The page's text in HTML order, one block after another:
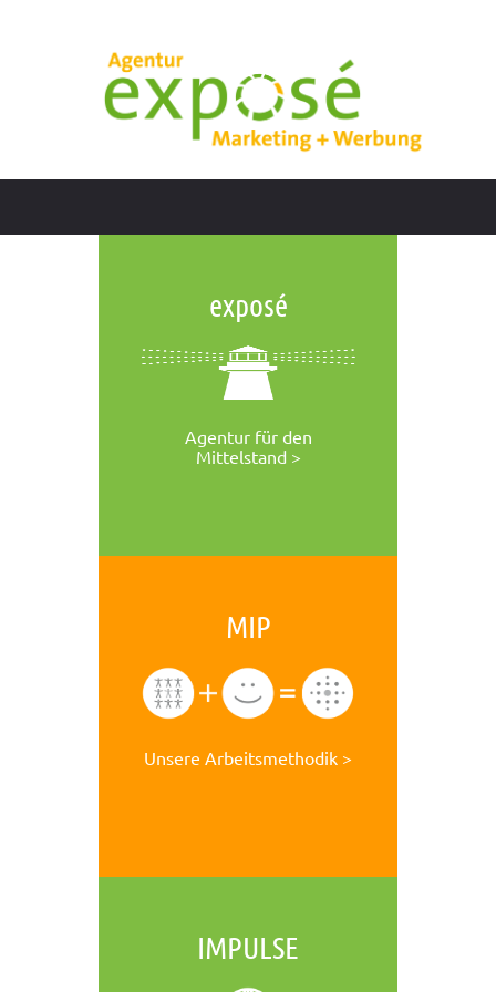
exposé
Agentur für den
Mittelstand >
MIP
Unsere Arbeitsmethodik >
IMPULSE
Mehr über exposé